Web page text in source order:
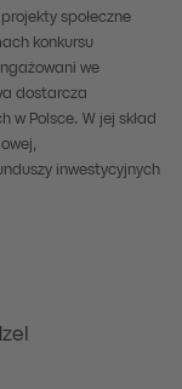
społeczne
konkursu
we
dostarcza
w Polsce. W jej skład
inwestycyjnych